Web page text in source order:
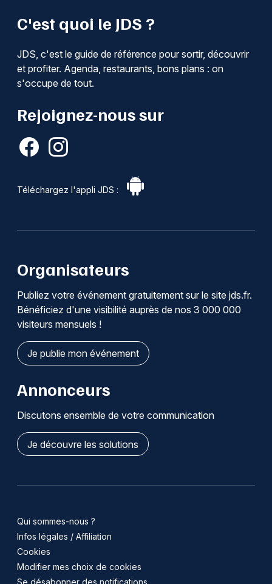
C'est quoi le JDS ?
JDS, c'est le guide de référence pour sortir, découvrir
et profiter. Agenda, restaurants, bons plans : on
s'occupe de tout.
Rejoignez-nous sur
Téléchargez l'appli JDS :
Organisateurs
Publiez votre événement gratuitement sur le site jds.fr.
Bénéficiez d'une visibilité auprès de nos 3 000 000
visiteurs mensuels !
Je publie mon événement
Annonceurs
Discutons ensemble de votre communication
Je découvre les solutions
Qui sommes-nous ?
Infos légales / Affiliation
Cookies
Modifier mes choix de cookies